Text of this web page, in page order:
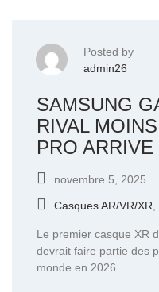
Posted by
admin26
SAMSUNG
RIVAL
PRO
novembre 5, 2025
Casques AR/VR/XR
Le premier casque XR
devrait faire partie des
monde en 2026.